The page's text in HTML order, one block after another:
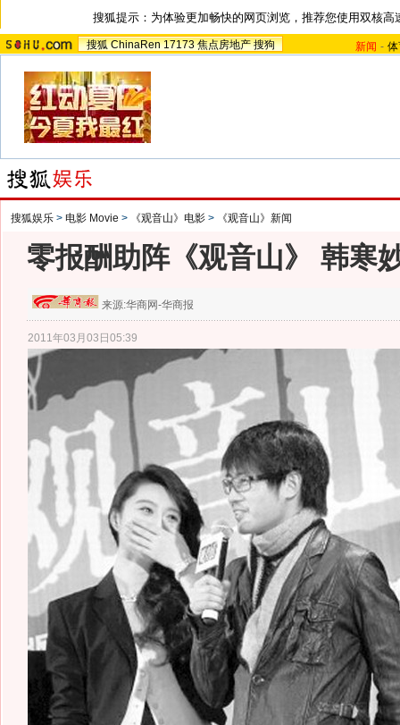
搜狐提示：为体验更加畅快的网页浏览，推荐您使用双核高
搜狐 ChinaRen 17173 焦点房地产 搜狗 新闻 -
搜狐娱乐 > 电影 Movie > 《观音山》电影 > 《观音山》新闻
零报酬助阵《观音山》 韩寒
来源:华商网-华商报
2011年03月03日05:39